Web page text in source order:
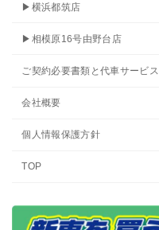
▶横浜都筑店
▶相模原16号由野台店
ご契約必要書類と代車サービス
会社概要
個人情報保護方針
TOP